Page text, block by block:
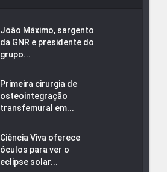
João Máximo, sargento
da GNR e presidente do
grupo...
Primeira cirurgia de
osteointegração
transfemural em...
Ciência Viva oferece
óculos para ver o
eclipse solar...